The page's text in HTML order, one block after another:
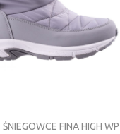
FINA HIGH WP